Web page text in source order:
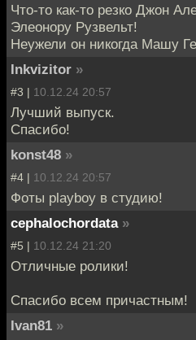
Что-то как-то резко Джон
Элеонору Рузвельт!
Неужели он никогда Машу
Inkvizitor »
#3 | 10.12.24 20:57
Лучший выпуск.
Спасибо!
konst48 »
#4 | 10.12.24 20:57
Фоты playboy в студию!
cephalochordata »
#5 | 10.12.24 21:20
Отличные ролики!
Спасибо всем причастным!
Ivan81 »